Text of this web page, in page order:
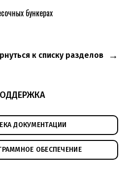
бункерах
к списку разделов
ДОКУМЕНТАЦИИ
ОБЕСПЕЧЕНИЕ